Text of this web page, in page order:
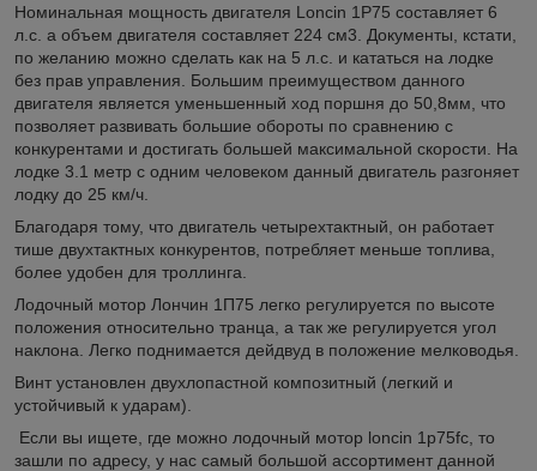
Номинальная мощность двигателя Loncin 1P75 составляет 6
л.с. а объем двигателя составляет 224 см3. Документы, кстати,
по желанию можно сделать как на 5 л.с. и кататься на лодке
без прав управления. Большим преимуществом данного
двигателя является уменьшенный ход поршня до 50,8мм, что
позволяет развивать большие обороты по сравнению с
конкурентами и достигать большей максимальной скорости. На
лодке 3.1 метр с одним человеком данный двигатель разгоняет
лодку до 25 км/ч.
Благодаря тому, что двигатель четырехтактный, он работает
тише двухтактных конкурентов, потребляет меньше топлива,
более удобен для троллинга.
Лодочный мотор Лончин 1П75 легко регулируется по высоте
положения относительно транца, а так же регулируется угол
наклона. Легко поднимается дейдвуд в положение мелководья.
Винт установлен двухлопастной композитный (легкий и
устойчивый к ударам).
Если вы ищете, где можно лодочный мотор loncin 1p75fc, то
зашли по адресу, у нас самый большой ассортимент данной